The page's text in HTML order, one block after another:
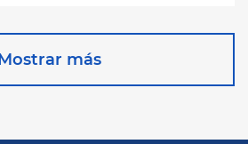
Wagon
más